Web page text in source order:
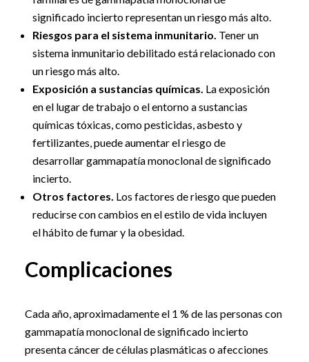
significado incierto representan un riesgo más alto.
Riesgos para el sistema inmunitario. Tener un
sistema inmunitario debilitado está relacionado con
un riesgo más alto.
Exposición a sustancias químicas. La exposición
en el lugar de trabajo o el entorno a sustancias
químicas tóxicas, como pesticidas, asbesto y
fertilizantes, puede aumentar el riesgo de
desarrollar gammapatía monoclonal de significado
incierto.
Otros factores. Los factores de riesgo que pueden
reducirse con cambios en el estilo de vida incluyen
el hábito de fumar y la obesidad.
Complicaciones
Cada año, aproximadamente el 1 % de las personas con
gammapatía monoclonal de significado incierto
presenta cáncer de células plasmáticas o afecciones